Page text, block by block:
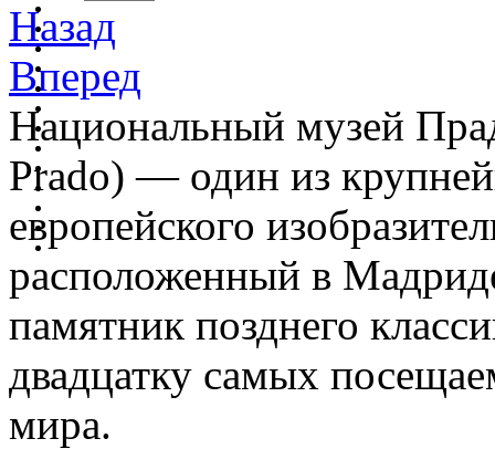
Назад
Вперед
Национальный музей
Prado) — один из
европейского
расположенный в
памятник позднего
двадцатку самых
мира.